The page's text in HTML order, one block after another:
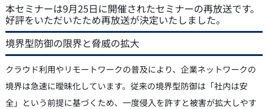
本セミナーは9月25日に開催されたセミナーの再放送です。
好評をいただいたため再放送が決定いたしました。
境界型防御の限界と脅威の拡大
クラウド利用やリモートワークの普及により、企業ネットワークの
境界は急速に曖昧化しています。従来の境界型防御は「社内は安
全」という前提に基づくため、一度侵入を許すと被害が拡大しやす